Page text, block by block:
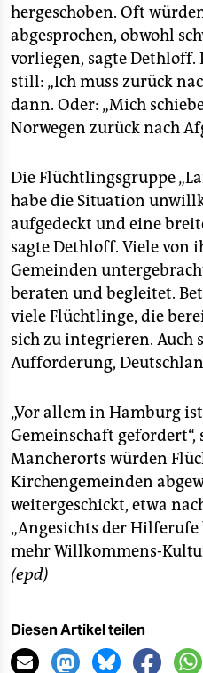
hergeschoben. Oft
abgesprochen, obwohl
vorliegen, sagte Dethloff.
still: „Ich muss zurück
dann. Oder: „Mich
Norwegen zurück nach
Die Flüchtlingsgruppe
habe die Situation
aufgedeckt und eine
sagte Dethloff. Viele von
Gemeinden
beraten und begleitet.
viele Flüchtlinge, die
sich zu integrieren. Auch
Aufforderung,
„Vor allem in Hamburg
Gemeinschaft gefordert“,
Mancherorts würden
Kirchengemeinden
weitergeschickt, etwa
„Angesichts der
mehr Willkommens-
(epd)
Diesen Artikel teilen